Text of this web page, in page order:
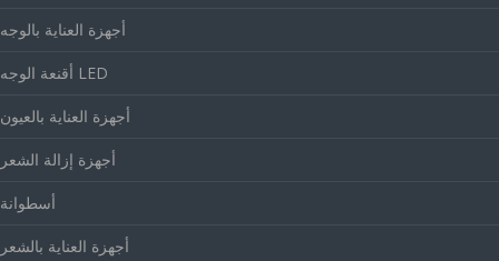
أجهزة العناية بالوجه
أقنعة الوجه LED
أجهزة العناية بالعيون
أجهزة إزالة الشعر
أسطوانة
أجهزة العناية بالشعر